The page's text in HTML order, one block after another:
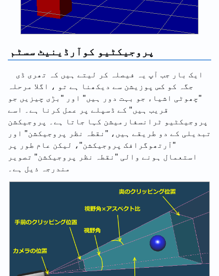
پروجیکٹیو کوآرڈینیٹ سسٹم
ایک بار جب آپ یہ فیصلہ کر لیتے ہیں کہ تھری ڈی
جگہ کو کس پوزیشن سے دیکھنا ہے تو ، اگلا مرحلہ
"چھوٹی اشیاء جو بہت دور ہیں" اور "بڑی چیزیں جو
قریب ہیں" کے ڈسپلے پر عمل کرنا ہے۔ اسے
پروجیکٹیو ٹرانسفارمیشن کہا جاتا ہے۔ پروجیکشن
تبدیلی کے دو طریقے ہیں، "نقطہ نظر پروجیکشن" اور
"آرتھوگرافک پروجیکشن"، لیکن عام طور پر
استعمال ہونے والی "نقطہ نظر پروجیکشن" تصویر
مندرجہ ذیل ہے۔